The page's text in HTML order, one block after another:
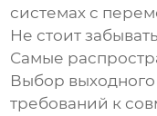
системах с
Не стоит
Самые
Выбор выходного
требований к